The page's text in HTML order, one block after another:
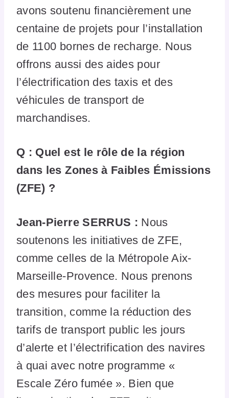
avons soutenu financièrement une
centaine de projets pour l’installation
de 1100 bornes de recharge. Nous
offrons aussi des aides pour
l’électrification des taxis et des
véhicules de transport de
marchandises.
Q : Quel est le rôle de la région
dans les Zones à Faibles Émissions
(ZFE) ?
Jean-Pierre SERRUS : Nous
soutenons les initiatives de ZFE,
comme celles de la Métropole Aix-
Marseille-Provence. Nous prenons
des mesures pour faciliter la
transition, comme la réduction des
tarifs de transport public les jours
d’alerte et l’électrification des navires
à quai avec notre programme «
Escale Zéro fumée ». Bien que